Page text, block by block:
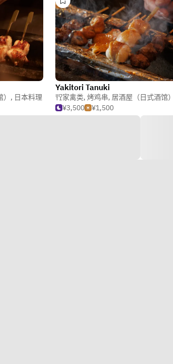
, 日本料理
Yakitori Tanuki
家禽类, 烤鸡串, 居酒屋（日式酒馆）
¥3,500
¥1,500